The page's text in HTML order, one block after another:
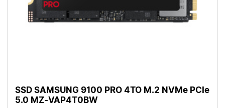
SSD SAMSUNG 9100 PRO 4TO M.2 NVMe PCIe
5.0 MZ-VAP4T0BW